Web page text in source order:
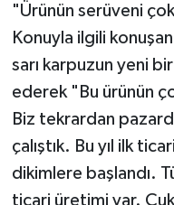
"Ürünün serüveni
Konuyla ilgili
sarı karpuzun yeni
ederek "Bu ürünün
Biz tekrardan
çalıştık. Bu yıl ilk
dikimlere başlandı.
ticari üretimi var.